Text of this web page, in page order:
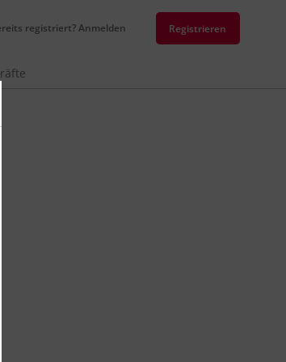
registriert? Anmelden Registrieren